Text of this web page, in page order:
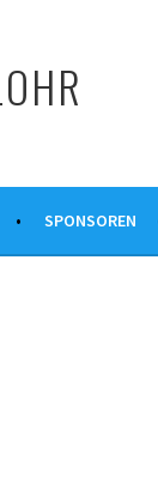
SPONSOREN